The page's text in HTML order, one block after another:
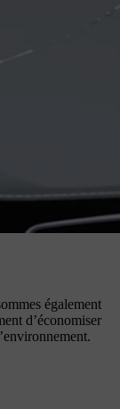
également
d’économiser